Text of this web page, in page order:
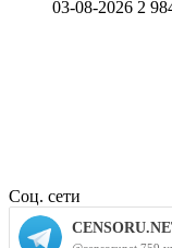
03-08-2026 2
Соц. сети